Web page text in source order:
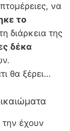
να
το
διάρκεια της
δέκα
θα ξέρει…
έχουν